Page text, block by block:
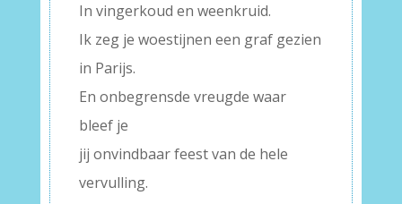
In vingerkoud en weenkruid.
Ik zeg je woestijnen een graf gezien
in Parijs.
En onbegrensde vreugde waar
bleef je
jij onvindbaar feest van de hele
vervulling.